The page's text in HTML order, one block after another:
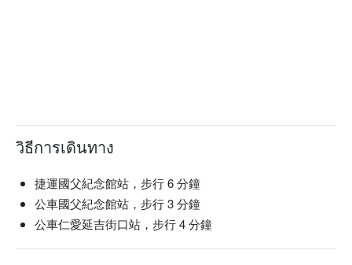
🥤 特色飲品
【漂浮冰咖啡】咖啡香濃，冰淇淋滑順
【蜜桃果茶】蜜桃香氣四溢，清新解渴
【啤酒】清爽順口，微醺好滋味
【燒酒】純淨清冽，微醺必備
💡 未成年請勿飲酒；禁止酒駕
วิธีการเดินทาง
捷運國父紀念館站，步行 6 分鐘
公車國父紀念館站，步行 3 分鐘
公車仁愛延吉街口站，步行 4 分鐘